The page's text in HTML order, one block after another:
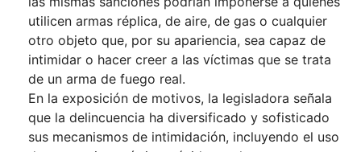
utilicen armas réplica, de aire, de gas o cualquier
otro objeto que, por su apariencia, sea capaz de
intimidar o hacer creer a las víctimas que se trata
de un arma de fuego real.
En la exposición de motivos, la legisladora señala
que la delincuencia ha diversificado y sofisticado
sus mecanismos de intimidación, incluyendo el uso